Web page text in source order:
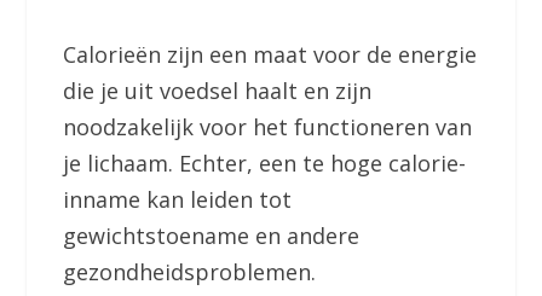
Calorieën zijn een maat voor de energie
die je uit voedsel haalt en zijn
noodzakelijk voor het functioneren van
je lichaam. Echter, een te hoge calorie-
inname kan leiden tot
gewichtstoename en andere
gezondheidsproblemen.